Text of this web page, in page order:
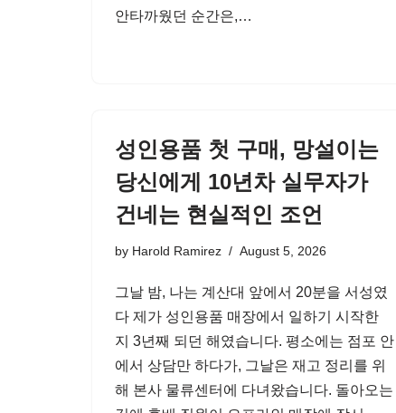
안타까웠던 순간은,…
성인용품 첫 구매, 망설이는
당신에게 10년차 실무자가
건네는 현실적인 조언
by Harold Ramirez August 5, 2026
그날 밤, 나는 계산대 앞에서 20분을 서성였
다 제가 성인용품 매장에서 일하기 시작한
지 3년째 되던 해였습니다. 평소에는 점포 안
에서 상담만 하다가, 그날은 재고 정리를 위
해 본사 물류센터에 다녀왔습니다. 돌아오는